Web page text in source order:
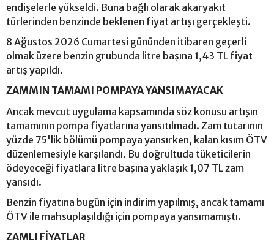
endişelerle yükseldi. Buna bağlı olarak akaryakıt
türlerinden benzinde beklenen fiyat artışı gerçekleşti.
8 Ağustos 2026 Cumartesi gününden itibaren geçerli
olmak üzere benzin grubunda litre başına 1,43 TL fiyat
artış yapıldı.
ZAMMIN TAMAMI POMPAYA YANSIMAYACAK
Ancak mevcut uygulama kapsamında söz konusu artışın
tamamının pompa fiyatlarına yansıtılmadı. Zam tutarının
yüzde 75'lik bölümü pompaya yansırken, kalan kısım ÖTV
düzenlemesiyle karşılandı. Bu doğrultuda tüketicilerin
ödeyeceği fiyatlara litre başına yaklaşık 1,07 TL zam
yansıdı.
Benzin fiyatına bugün için indirim yapılmış, ancak tamamı
ÖTV ile mahsuplaşıldığı için pompaya yansımamıştı.
ZAMLI FİYATLAR